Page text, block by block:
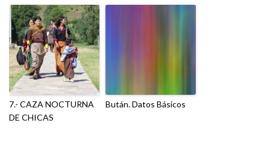
7.- CAZA NOCTURNA
DE CHICAS
Bután. Datos Básicos